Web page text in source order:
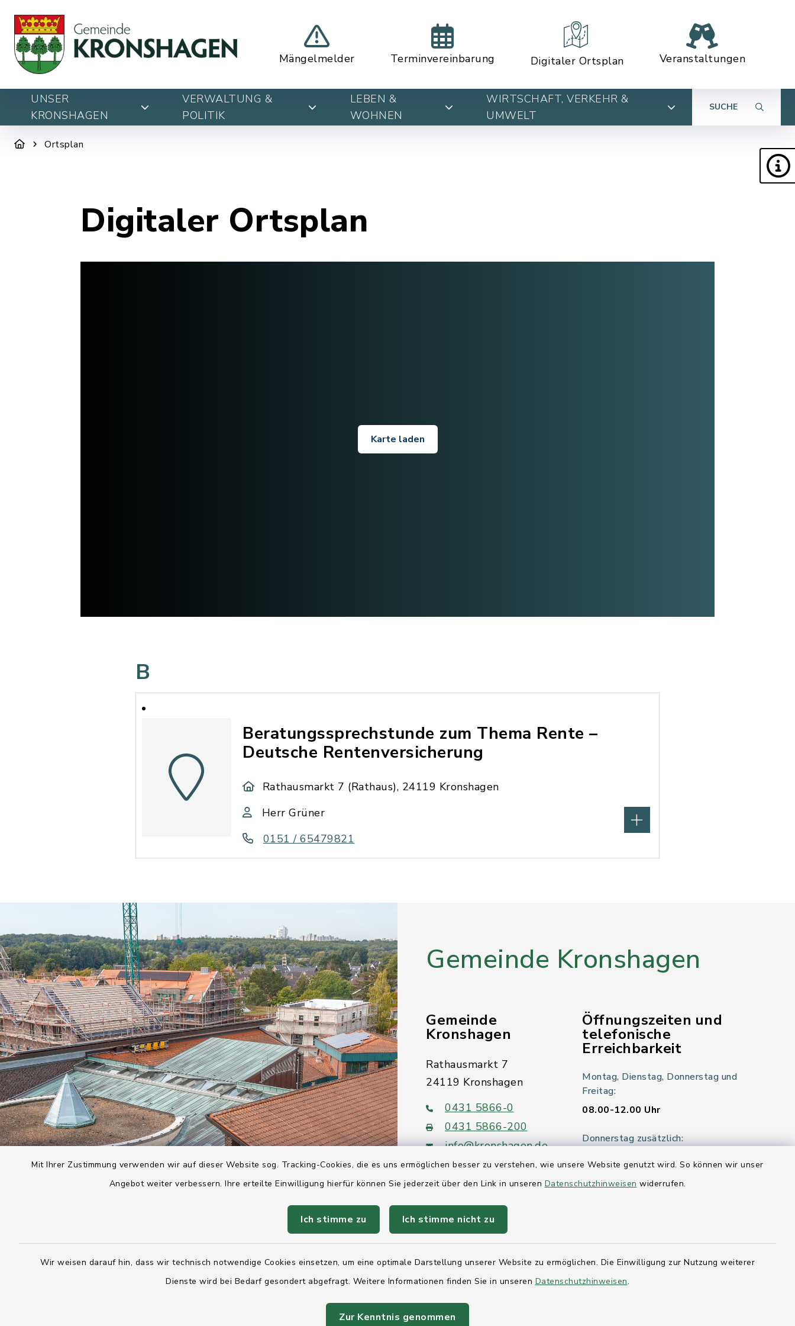
Mit Ihrer Zustimmung verwenden wir auf dieser Website sog. Tracking-Cookies, die es uns ermöglichen besser zu verstehen, wie unsere Website genutzt wird. So können wir unser
Angebot weiter verbessern. Ihre erteilte Einwilligung hierfür können Sie jederzeit über den Link in unseren Datenschutzhinweisen widerrufen.
Ich stimme zu Ich stimme nicht zu
Wir weisen darauf hin, dass wir technisch notwendige Cookies einsetzen, um eine optimale Darstellung unserer Website zu ermöglichen. Die Einwilligung zur Nutzung weiterer
Dienste wird bei Bedarf gesondert abgefragt. Weitere Informationen finden Sie in unseren Datenschutzhinweisen.
Zur Kenntnis genommen
Mängelmelder Terminvereinbarung Digitaler Ortsplan Veranstaltungen
UNSER
KRONSHAGEN
VERWALTUNG &
POLITIK
LEBEN &
WOHNEN
WIRTSCHAFT, VERKEHR &
UMWELT
SUCHE
Ortsplan
Digitaler Ortsplan
Karte laden
B
Beratungssprechstunde zum Thema Rente –
Deutsche Rentenversicherung
Rathausmarkt 7 (Rathaus), 24119 Kronshagen
Herr Grüner
0151 / 65479821
Gemeinde Kronshagen
Gemeinde
Kronshagen
Rathausmarkt 7
24119 Kronshagen
0431 5866-0
0431 5866-200
info@kronshagen.de
Öffnungszeiten und
telefonische
Erreichbarkeit
Montag, Dienstag, Donnerstag und
Freitag:
08.00-12.00 Uhr
Donnerstag zusätzlich:
Mittwoch:
Quicklinks
Ihre Behördennummer 115
Landesregierung Schleswig-
Kreis Rendsburg-Eckernförde